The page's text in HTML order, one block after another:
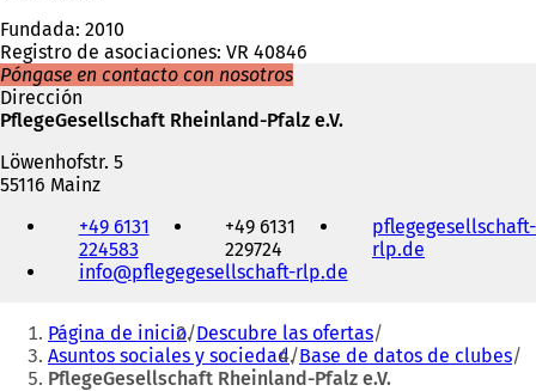
Fundada: 2010
Registro de asociaciones: VR 40846
Póngase en contacto con nosotros
Dirección
PflegeGesellschaft Rheinland-Pfalz e.V.
Löwenhofstr. 5
55116 Mainz
dirección
correo
electrónico
+49 6131
224583
+49 6131
229724
pflegegesellschaft-
rlp.de
r
info pflegegesellschaft-rlp de
Estás
aquí:
Página de inicio Descubre las ofertas
Asuntos sociales y sociedad Base de datos de clubes
PflegeGesellschaft Rheinland-Pfalz e.V.